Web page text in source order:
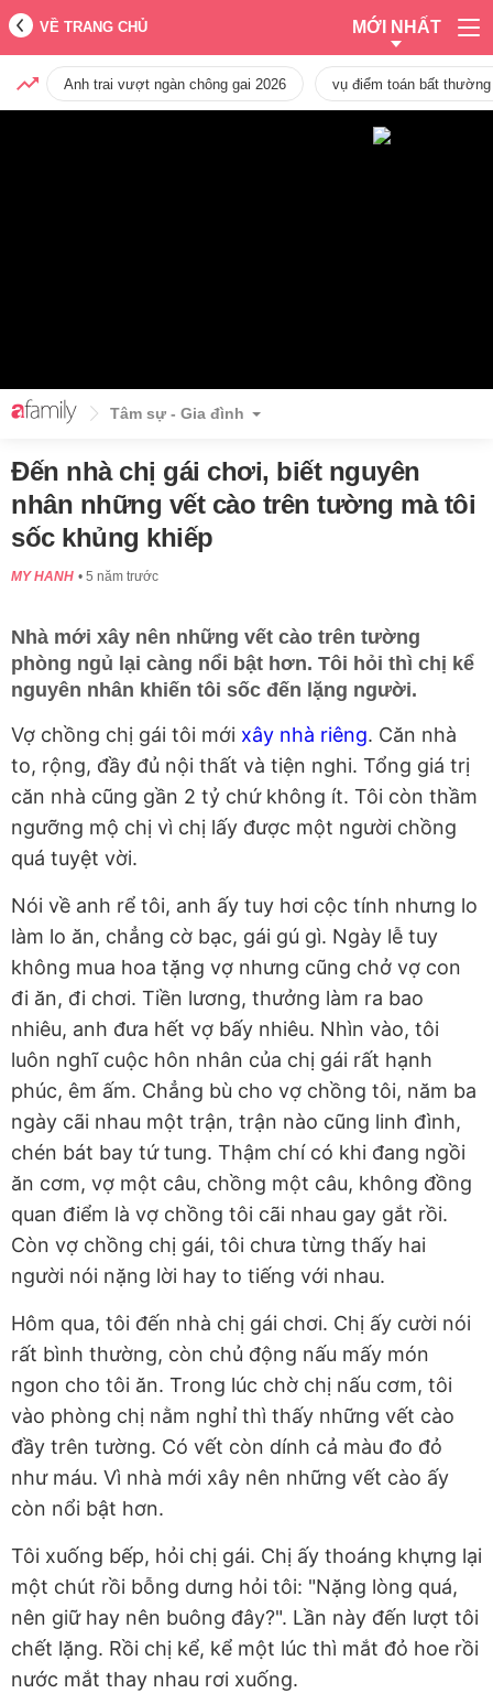
VỀ TRANG CHỦ MỚI NHẤT
Anh trai vượt ngàn chông gai 2026 vụ điểm toán bất
Tâm sự - Gia đình
Đến nhà chị gái chơi, biết nguyên
nhân những vết cào trên tường mà tôi
sốc khủng khiếp
MY HANH 5 năm trước
Nhà mới xây nên những vết cào trên tường
phòng ngủ lại càng nổi bật hơn. Tôi hỏi thì chị kể
nguyên nhân khiến tôi sốc đến lặng người.
Vợ chồng chị gái tôi mới xây nhà riêng. Căn nhà
to, rộng, đầy đủ nội thất và tiện nghi. Tổng giá trị
căn nhà cũng gần 2 tỷ chứ không ít. Tôi còn thầm
ngưỡng mộ chị vì chị lấy được một người chồng
quá tuyệt vời.
Nói về anh rể tôi, anh ấy tuy hơi cộc tính nhưng lo
làm lo ăn, chẳng cờ bạc, gái gú gì. Ngày lễ tuy
không mua hoa tặng vợ nhưng cũng chở vợ con
đi ăn, đi chơi. Tiền lương, thưởng làm ra bao
nhiêu, anh đưa hết vợ bấy nhiêu. Nhìn vào, tôi
luôn nghĩ cuộc hôn nhân của chị gái rất hạnh
phúc, êm ấm. Chẳng bù cho vợ chồng tôi, năm ba
ngày cãi nhau một trận, trận nào cũng linh đình,
chén bát bay tứ tung. Thậm chí có khi đang ngồi
ăn cơm, vợ một câu, chồng một câu, không đồng
quan điểm là vợ chồng tôi cãi nhau gay gắt rồi.
Còn vợ chồng chị gái, tôi chưa từng thấy hai
người nói nặng lời hay to tiếng với nhau.
Hôm qua, tôi đến nhà chị gái chơi. Chị ấy cười nói
rất bình thường, còn chủ động nấu mấy món
ngon cho tôi ăn. Trong lúc chờ chị nấu cơm, tôi
vào phòng chị nằm nghỉ thì thấy những vết cào
đầy trên tường. Có vết còn dính cả màu đo đỏ
như máu. Vì nhà mới xây nên những vết cào ấy
còn nổi bật hơn.
Tôi xuống bếp, hỏi chị gái. Chị ấy thoáng khựng lại
một chút rồi bỗng dưng hỏi tôi: "Nặng lòng quá,
nên giữ hay nên buông đây?". Lần này đến lượt tôi
chết lặng. Rồi chị kể, kể một lúc thì mắt đỏ hoe rồi
nước mắt thay nhau rơi xuống.